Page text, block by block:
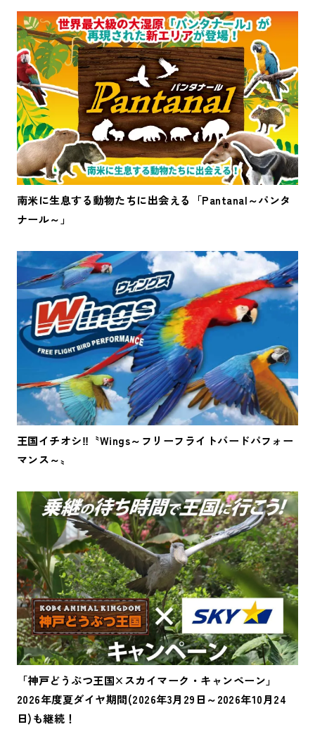
南米に生息する動物たちに出会える「Pantanal～パンタ
ナール～」
王国イチオシ‼〝Wings～フリーフライトバードパフォー
マンス～〟
「神戸どうぶつ王国×スカイマーク・キャンペーン」
2026年度夏ダイヤ期間(2026年3月29日～2026年10月24
日)も継続！